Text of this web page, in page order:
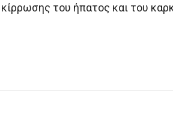
του ήπατος και του